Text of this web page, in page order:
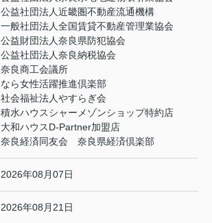
公益社団法人近畿圏不動産流通機構
一般社団法人全国賃貸不動産管理業協会
公益財団法人奈良県防犯協会
公益社団法人奈良納税協会
奈良商工会議所
なら女性活躍推進倶楽部
社会福祉法人やすらぎ会
積水ハウスシャーメゾンショップ特約店
大和ハウスD-Partner加盟店
奈良経済同友会 奈良県経済倶楽部
2026年08月07日
2026年08月21日